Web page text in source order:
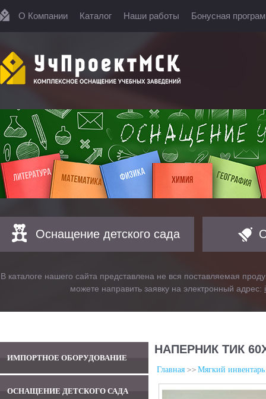
О Компании Каталог Наши работы Бонусная
Оснащение детского сада
В каталоге нашего сайта представлена не вся поставляемая
можете направить заявку на электронный адрес:
ИМПОРТНОЕ ОБОРУДОВАНИЕ
ОСНАЩЕНИЕ ДЕТСКОГО САДА
НАПЕРНИК ТИК
Главная Мягкий инвентарь